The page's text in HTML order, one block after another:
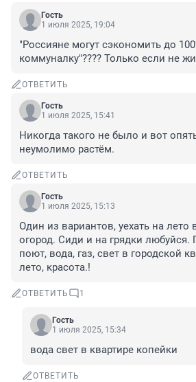
Гость
1 июля 2025, 19:04
"Россияне могут сэкономить до
коммуналку"???? Только если не
ОТВЕТИТЬ
Гость
1 июля 2025, 15:41
Никогда такого не было и вот
неумолимо растём.
ОТВЕТИТЬ
Гость
1 июля 2025, 15:13
Один из вариантов, уехать на лето
огород. Сиди и на грядки любуйся.
поют, вода, газ, свет в городской
лето, красота.!
ОТВЕТИТЬ 1
Гость
1 июля 2025, 15:34
вода свет в квартире копейки
ОТВЕТИТЬ